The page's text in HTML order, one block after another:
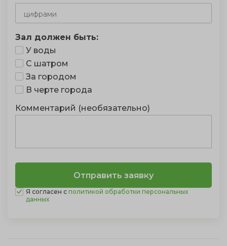
Зал должен быть:
У воды
С шатром
За городом
В черте города
Комментарий (необязательно)
Я согласен с политикой обработки персональных
данных